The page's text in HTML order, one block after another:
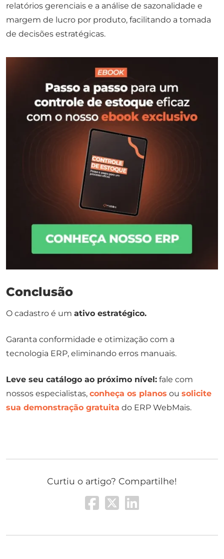
relatórios gerenciais e a análise de sazonalidade e
margem de lucro por produto, facilitando a tomada
de decisões estratégicas.
Conclusão
O cadastro é um ativo estratégico.
Garanta conformidade e otimização com a
tecnologia ERP, eliminando erros manuais.
Leve seu catálogo ao próximo nível: fale com
nossos especialistas, conheça os planos ou solicite
sua demonstração gratuita do ERP WebMais.
Curtiu o artigo? Compartilhe!